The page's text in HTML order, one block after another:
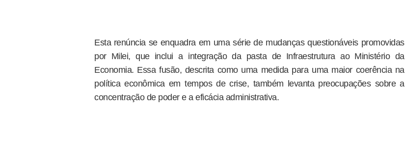
Esta renúncia se enquadra em uma série de mudanças questionáveis promovidas
por Milei, que inclui a integração da pasta de Infraestrutura ao Ministério da
Economia. Essa fusão, descrita como uma medida para uma maior coerência na
política econômica em tempos de crise, também levanta preocupações sobre a
concentração de poder e a eficácia administrativa.